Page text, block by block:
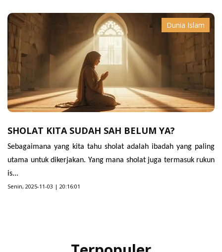
Dunia Islam
SHOLAT KITA SUDAH SAH BELUM YA?
Sebagaimana yang kita tahu sholat adalah ibadah yang paling
utama untuk dikerjakan. Yang mana sholat juga termasuk rukun
is...
Senin, 2025-11-03 | 20:16:01